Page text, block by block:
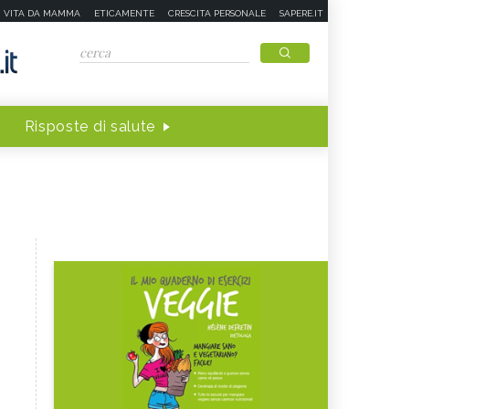
VITA DA MAMMA ETICAMENTE CRESCITA PERSONALE SAPERE.IT
Risposte di salute